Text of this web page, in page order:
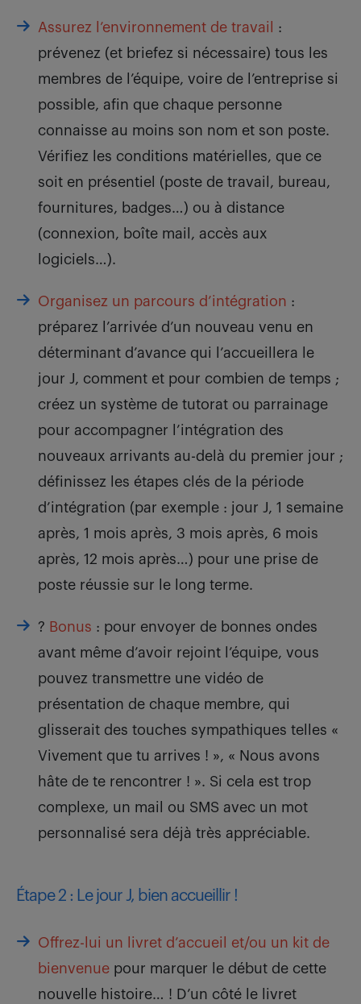
Assurez l’environnement de travail
:
prévenez (et briefez si nécessaire) tous les
membres de l’équipe, voire de l’entreprise si
possible, afin que chaque personne
connaisse au moins son nom et son poste.
Vérifiez les conditions matérielles, que ce
soit en présentiel (poste de travail, bureau,
fournitures, badges…) ou à distance
(connexion, boîte mail, accès aux
logiciels…).
Organisez un parcours d’intégration :
préparez l’arrivée d’un nouveau venu en
déterminant d’avance qui l’accueillera le
jour J, comment et pour combien de temps ;
créez un système de tutorat ou parrainage
pour accompagner l’intégration des
nouveaux arrivants au-delà du premier jour ;
définissez les étapes clés de la période
d’intégration (par exemple : jour J, 1 semaine
après, 1 mois après, 3 mois après, 6 mois
après, 12 mois après…) pour une prise de
poste réussie sur le long terme.
? Bonus : pour envoyer de bonnes ondes
avant même d’avoir rejoint l’équipe, vous
pouvez transmettre une vidéo de
présentation de chaque membre, qui
glisserait des touches sympathiques telles «
Vivement que tu arrives ! », « Nous avons
hâte de te rencontrer ! ». Si cela est trop
complexe, un mail ou SMS avec un mot
personnalisé sera déjà très appréciable.
Étape 2 : Le jour J, bien accueillir !
Offrez-lui un livret d’accueil et/ou un kit de
bienvenue pour marquer le début de cette
nouvelle histoire… ! D’un côté le livret